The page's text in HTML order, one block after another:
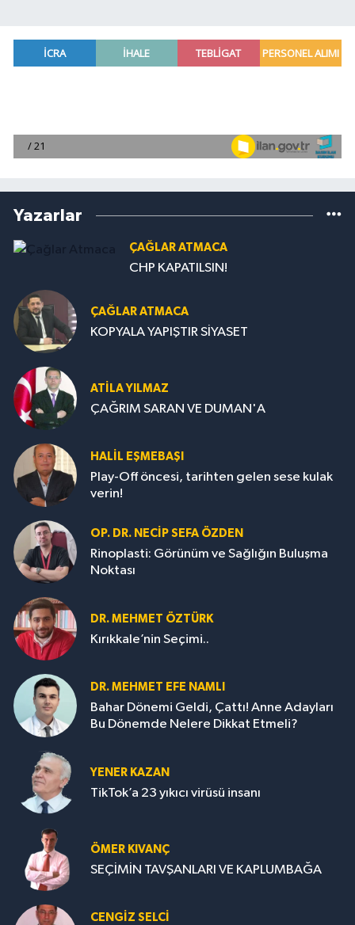
Yazarlar
ÇAĞLAR ATMACA
CHP KAPATILSIN!
ÇAĞLAR ATMACA
KOPYALA YAPIŞTIR SİYASET
ATILA YILMAZ
ÇAĞRIM SARAN VE DUMAN'A
HALIL EŞMEBAŞI
Play-Off öncesi, tarihten gelen sese kulak
verin!
OP. DR. NECIP SEFA ÖZDEN
Rinoplasti: Görünüm ve Sağlığın Buluşma
Noktası
DR. MEHMET ÖZTÜRK
Kırıkkale’nin Seçimi..
DR. MEHMET EFE NAMLI
Bahar Dönemi Geldi, Çattı! Anne Adayları
Bu Dönemde Nelere Dikkat Etmeli?
YENER KAZAN
TikTok’a 23 yıkıcı virüsü insanı
ÖMER KIVANÇ
SEÇİMİN TAVŞANLARI VE KAPLUMBAĞA
CENGİZ SELCİ